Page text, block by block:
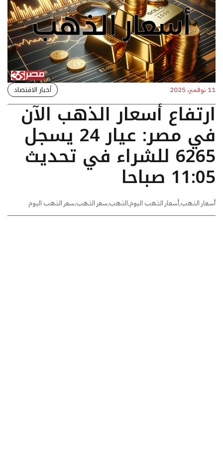
11 نوفمبر، 2025 أخبار الاقتصاد
ارتفاع أسعار الذهب الآن
في مصر: عيار 24 يسجل
6265 للشراء في تحديث
11:05 صباحا
أسعار الذهب,أسعار الذهب اليوم,الذهب,سعر الذهب,سعر الذهب اليوم